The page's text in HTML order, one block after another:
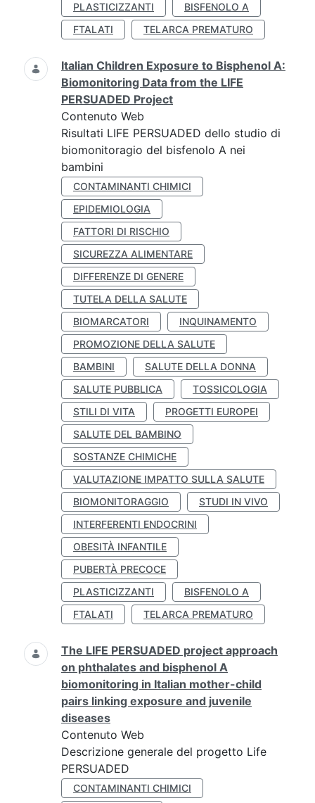
PLASTICIZZANTI
BISFENOLO A
FTALATI
TELARCA PREMATURO
Italian Children Exposure to Bisphenol A:
Biomonitoring Data from the LIFE
PERSUADED Project
Contenuto Web
Risultati LIFE PERSUADED dello studio di
biomonitoragio del bisfenolo A nei
bambini
CONTAMINANTI CHIMICI
EPIDEMIOLOGIA
FATTORI DI RISCHIO
SICUREZZA ALIMENTARE
DIFFERENZE DI GENERE
TUTELA DELLA SALUTE
BIOMARCATORI
INQUINAMENTO
PROMOZIONE DELLA SALUTE
BAMBINI
SALUTE DELLA DONNA
SALUTE PUBBLICA
TOSSICOLOGIA
STILI DI VITA
PROGETTI EUROPEI
SALUTE DEL BAMBINO
SOSTANZE CHIMICHE
VALUTAZIONE IMPATTO SULLA SALUTE
BIOMONITORAGGIO
STUDI IN VIVO
INTERFERENTI ENDOCRINI
OBESITÀ INFANTILE
PUBERTÀ PRECOCE
PLASTICIZZANTI
BISFENOLO A
FTALATI
TELARCA PREMATURO
The LIFE PERSUADED project approach
on phthalates and bisphenol A
biomonitoring in Italian mother-child
pairs linking exposure and juvenile
diseases
Contenuto Web
Descrizione generale del progetto Life
PERSUADED
CONTAMINANTI CHIMICI